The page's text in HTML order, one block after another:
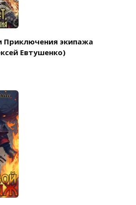
Приключения экипажа
Евтушенко)